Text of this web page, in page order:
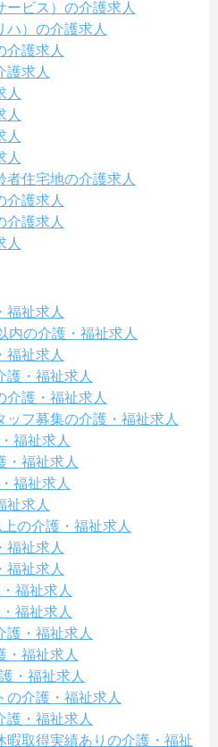
ビス）の介護求人
ハ）の介護求人
介護求人
護求人
人
人
人
人
住宅地の介護求人
介護求人
介護求人
人
福祉求人
内の介護・福祉求人
福祉求人
護・福祉求人
介護・福祉求人
フ募集の介護・福祉求人
福祉求人
・福祉求人
福祉求人
祉求人
の介護・福祉求人
福祉求人
福祉求人
福祉求人
福祉求人
護・福祉求人
・福祉求人
・福祉求人
の介護・福祉求人
護・福祉求人
暇取得実績ありの介護・福祉